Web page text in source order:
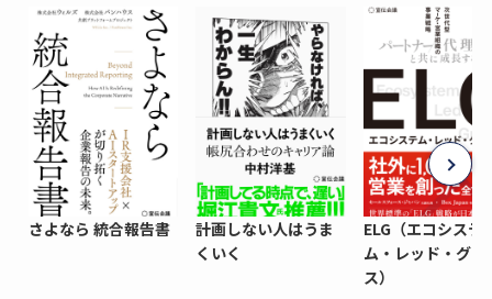
さよなら 統合報告書
計画しない人はうま
くいく
ELG（エコシステ
ム・レッド・グロ
ス）